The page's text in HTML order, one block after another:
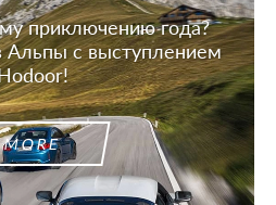
приключению года?
Альпы с выступлением
MORE